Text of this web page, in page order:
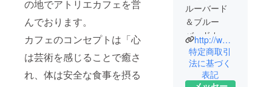
の地でアトリエカフェを営
んでおります。
カフェのコンセプトは「心
は芸術を感じることで癒さ
れ、体は安全な食事を摂る
ルーバード
＆ブルー
バードカ
フェ
さいたま市
http://www.atelierbluebird.jp
特定商取引
法に基づく
表記